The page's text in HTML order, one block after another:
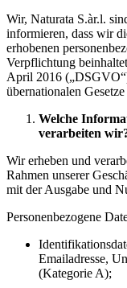
Wir, Naturata S.àr.l.
informieren, dass wir
erhobenen
Verpflichtung
April 2016
übernationalen
Welche
verarbeiten
Wir erheben und
Rahmen unserer
mit der Ausgabe und
Personenbezogene
Emailadresse,
(Kategorie A);